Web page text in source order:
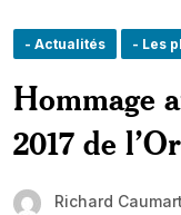
- Actualités - Les
Hommage
2017 de
Richard